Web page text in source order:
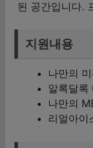
된 공간입니다.
지원내용
나만의
알록달록
나만의
리얼아이